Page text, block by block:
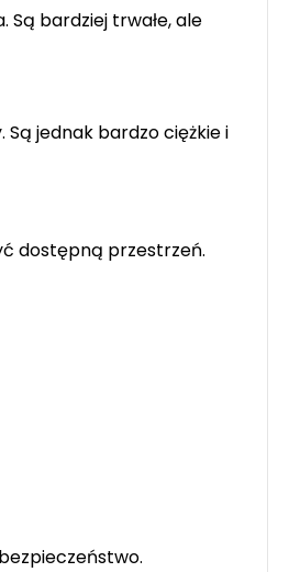
bardziej trwałe, ale
jednak bardzo ciężkie i
dostępną przestrzeń.